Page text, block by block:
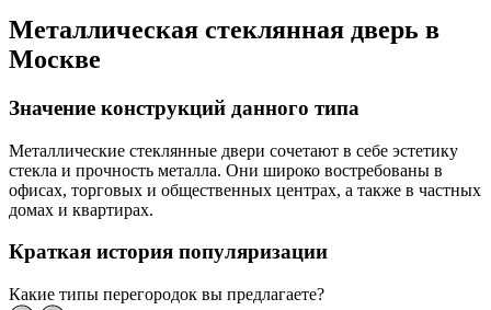
Металлическая стеклянная дверь в
Москве
Значение конструкций данного типа
Металлические стеклянные двери сочетают в себе эстетику
стекла и прочность металла. Они широко востребованы в
офисах, торговых и общественных центрах, а также в частных
домах и квартирах.
Краткая история популяризации
Какие типы перегородок вы предлагаете?